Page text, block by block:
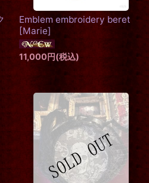
Emblem embroidery beret
[Marie]
11,000円(税込)